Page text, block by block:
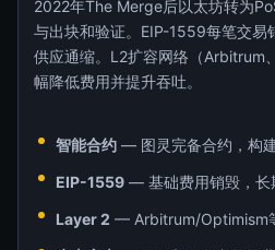
2022年The Merge后以太坊转为
与出块和验证。EIP-1559每笔交易
供应通缩。L2扩容网络（Arbitrum
幅降低费用并提升吞吐。
智能合约 — 图灵完备合约，构
EIP-1559 — 基础费用销毁，长
Layer 2 — Arbitrum/Optimism